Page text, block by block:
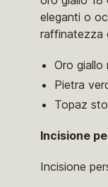
eleganti o
raffinatezza
Oro giallo
Pietra
Topaz
Incisione
Incisione